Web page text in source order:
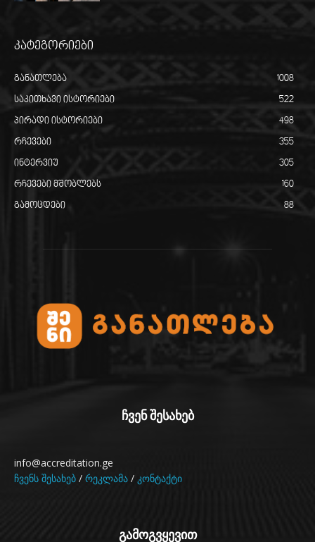
კატეგორიები
განათლება 1008
საკითხავი ისტორიები 522
პირადი ისტორიები 498
რჩევები 355
ინტერვიუ 305
რჩევები მშობლებს 160
გამოცდები 88
ჩვენ შესახებ
info@accreditation.ge
ჩვენს შესახებ / რეკლამა / კონტაქტი
გამოგვყევით